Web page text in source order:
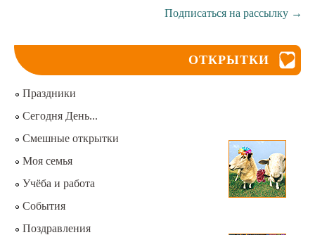
Подписаться на рассылку →
ОТКРЫТКИ
Праздники
Сегодня День...
Смешные открытки
Моя семья
Учёба и работа
События
Поздравления